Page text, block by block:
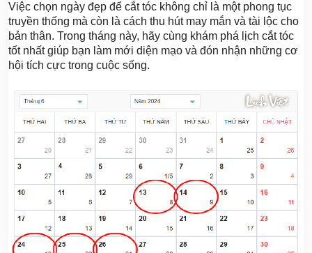
Việc chọn ngày đẹp để cắt tóc không chỉ là một phong tục
truyền thống mà còn là cách thu hút may mắn và tài lộc cho
bản thân. Trong tháng này, hãy cùng khám phá lịch cắt tóc
tốt nhất giúp bạn làm mới diện mạo và đón nhận những cơ
hội tích cực trong cuộc sống.